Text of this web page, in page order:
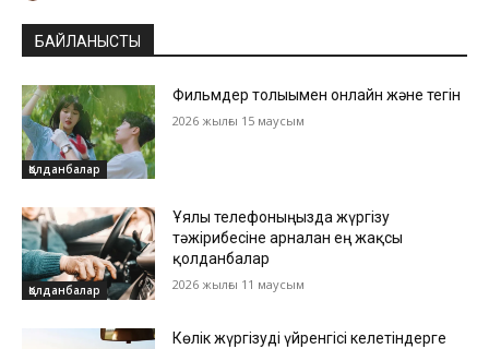
БАЙЛАНЫСТЫ
Қолданбалар
Фильмдер толығымен онлайн және тегін
2026 жылғы 15 маусым
Қолданбалар
Ұялы телефоныңызда жүргізу
тәжірибесіне арналған ең жақсы
қолданбалар
2026 жылғы 11 маусым
Көлік жүргізуді үйренгісі келетіндерге